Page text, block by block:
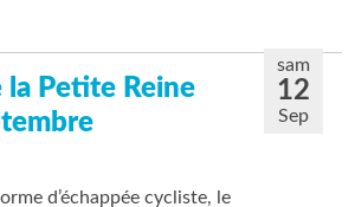
sam
12
Sep
la Petite Reine
d’échappée cycliste, le